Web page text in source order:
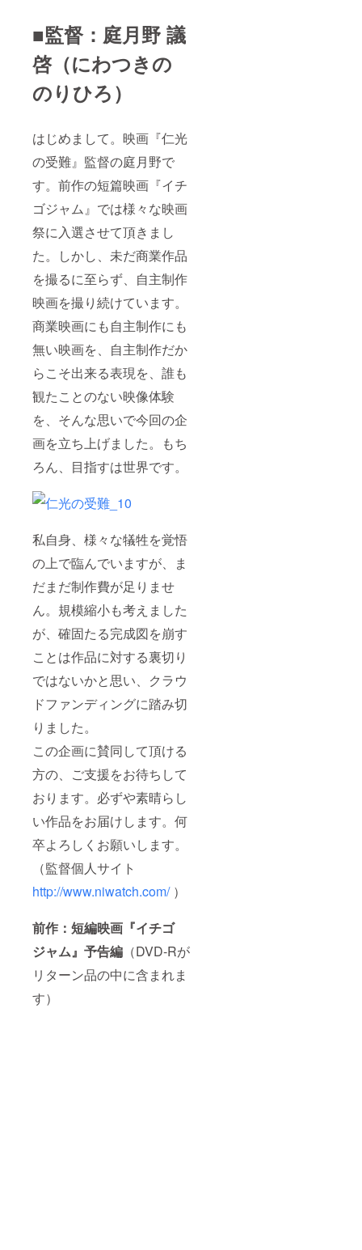
■監督：庭月野 議
啓（にわつきの
のりひろ）
はじめまして。映画『仁光
の受難』監督の庭月野で
す。前作の短篇映画『イチ
ゴジャム』では様々な映画
祭に入選させて頂きまし
た。しかし、未だ商業作品
を撮るに至らず、自主制作
映画を撮り続けています。
商業映画にも自主制作にも
無い映画を、自主制作だか
らこそ出来る表現を、誰も
観たことのない映像体験
を、そんな思いで今回の企
画を立ち上げました。もち
ろん、目指すは世界です。
私自身、様々な犠牲を覚悟
の上で臨んでいますが、ま
だまだ制作費が足りませ
ん。規模縮小も考えました
が、確固たる完成図を崩す
ことは作品に対する裏切り
ではないかと思い、クラウ
ドファンディングに踏み切
りました。
この企画に賛同して頂ける
方の、ご支援をお待ちして
おります。必ずや素晴らし
い作品をお届けします。何
卒よろしくお願いします。
（監督個人サイト
http://www.niwatch.com/）
前作：短編映画『イチゴ
ジャム』予告編 （DVD-Rが
リターン品の中に含まれま
す）